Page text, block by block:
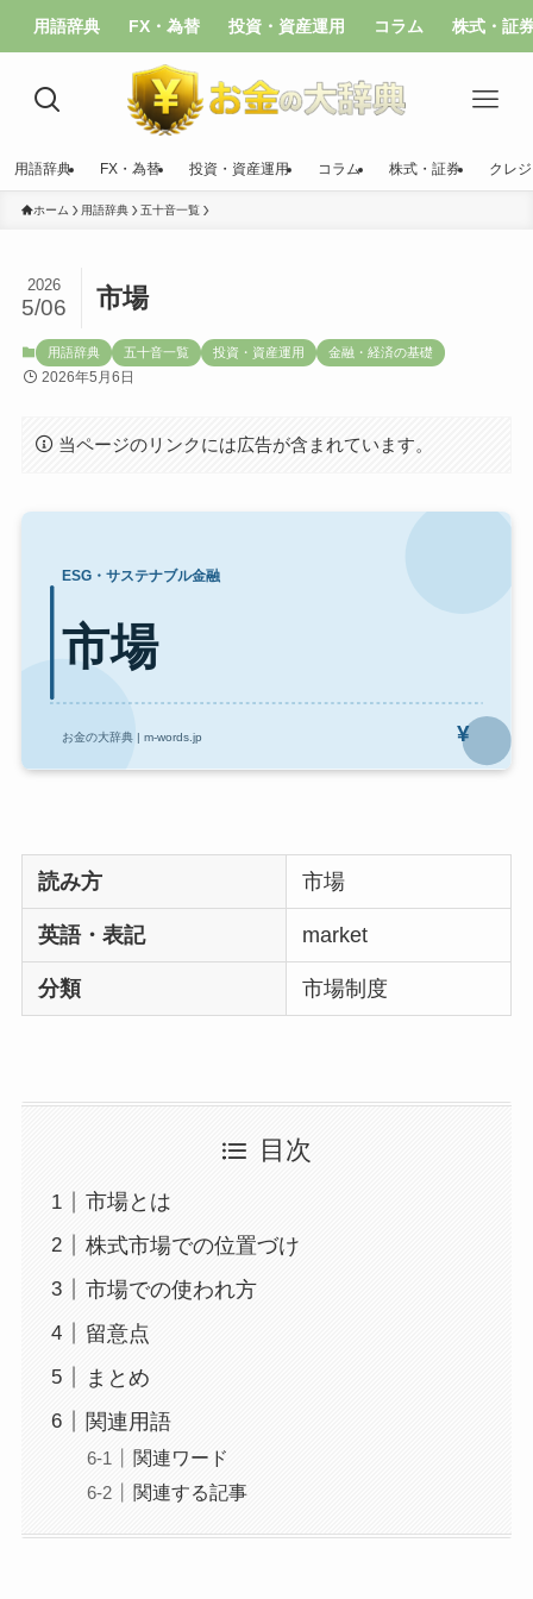
用語辞典 FX・為替 投資・資産運用 コラム 株式・証
用語辞典 FX・為替 投資・資産運用 コラム 株式・証券 クレ
ホーム 用語辞典 五十音一覧
市場
2026
5/06
用語辞典 五十音一覧 投資・資産運用 金融・経済の基礎
2026年5月6日
当ページのリンクには広告が含まれています。
読み方 市場
英語・表記 market
分類 市場制度
目次
市場とは
株式市場での位置づけ
市場での使われ方
留意点
まとめ
関連用語
関連ワード
関連する記事